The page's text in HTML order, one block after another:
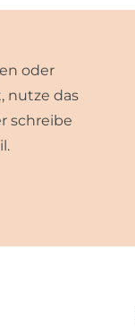
oder
nutze das
schreibe